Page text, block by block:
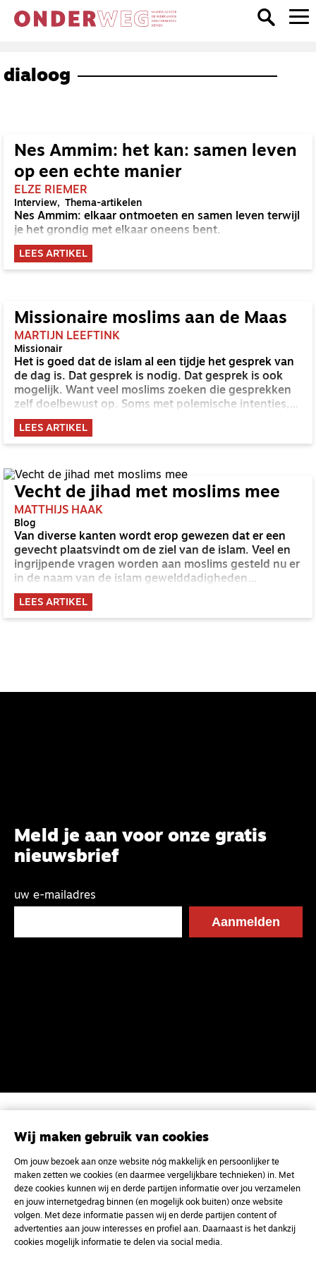
dialoog
Nes Ammim: het kan: samen leven
op een echte manier
ELZE RIEMER
Interview Thema-artikelen
Nes Ammim: elkaar ontmoeten en samen leven terwijl
je het grondig met elkaar oneens bent.
LEES ARTIKEL
Missionaire moslims aan de Maas
MARTIJN LEEFTINK
Missionair
Het is goed dat de islam al een tijdje het gesprek van
de dag is. Dat gesprek is nodig. Dat gesprek is ook
mogelijk. Want veel moslims zoeken die gesprekken
zelf doelbewust op. Soms met polemische intenties,
soms met de bedoeling om verbinding te zoeken. Hoe
dan ook: alleen praten óver moslims is er niet meer
bij.
LEES ARTIKEL
Vecht de jihad met moslims mee
MATTHIJS HAAK
Blog
Van diverse kanten wordt erop gewezen dat er een
gevecht plaatsvindt om de ziel van de islam. Veel en
ingrijpende vragen worden aan moslims gesteld nu er
in de naam van de islam gewelddadigheden
plaatsvinden. Welke plek hebben christenen in het
gevecht om de ziel van de islam? En welke
uitdagingen en obstakels liggen er voor christenen?
LEES ARTIKEL
Meld je aan voor onze gratis
nieuwsbrief
uw e-mailadres
en gesprek voor christenen onderweg, in het bijzonder
voor de Nederlandse Gereformeerde Kerken.
MagazineOnderweg
Kvk-nummer 33277063
Wij maken gebruik van cookies
Om jouw bezoek aan onze website nóg makkelijk en persoonlijker te
maken zetten we cookies (en daarmee vergelijkbare technieken) in. Met
deze cookies kunnen wij en derde partijen informatie over jou verzamelen
en jouw internetgedrag binnen (en mogelijk ook buiten) onze website
volgen. Met deze informatie passen wij en derde partijen content of
advertenties aan jouw interesses en profiel aan. Daarnaast is het dankzij
cookies mogelijk informatie te delen via social media.